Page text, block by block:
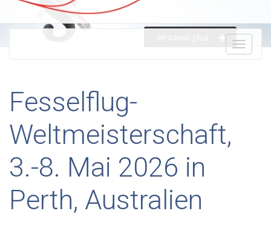
Fesselflug-
Weltmeisterschaft,
3.-8. Mai 2026 in
Perth, Australien